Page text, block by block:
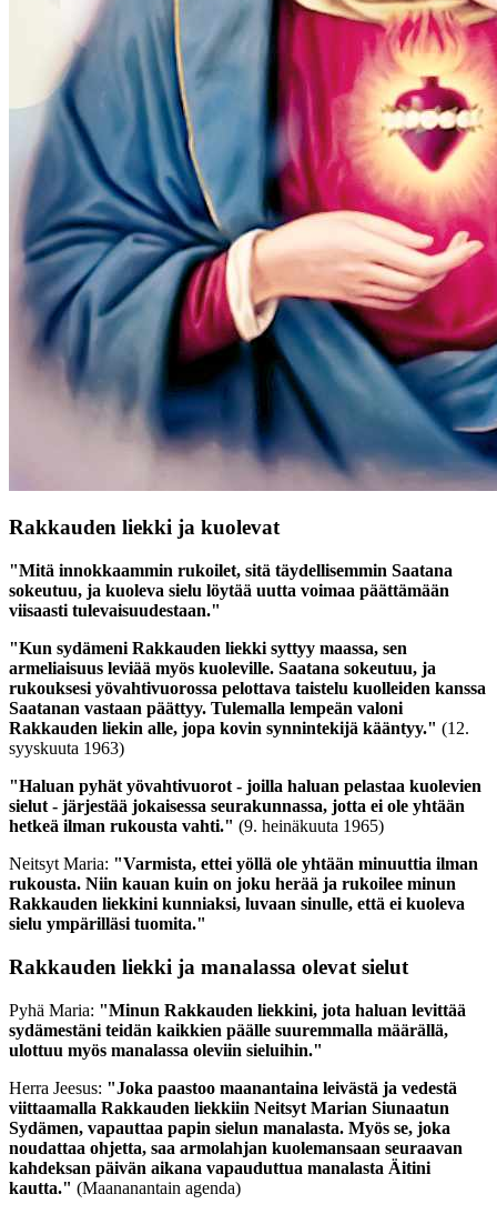
Rakkauden liekki ja kuolevat
"Mitä innokkaammin rukoilet, sitä täydellisemmin Saatana
sokeutuu, ja kuoleva sielu löytää uutta voimaa päättämään
viisaasti tulevaisuudestaan."
"Kun sydämeni Rakkauden liekki syttyy maassa, sen
armeliaisuus leviää myös kuoleville. Saatana sokeutuu, ja
rukouksesi yövahtivuorossa pelottava taistelu kuolleiden kanssa
Saatanan vastaan päättyy. Tulemalla lempeän valoni
Rakkauden liekin alle, jopa kovin synnintekijä kääntyy." (12.
syyskuuta 1963)
"Haluan pyhät yövahtivuorot - joilla haluan pelastaa kuolevien
sielut - järjestää jokaisessa seurakunnassa, jotta ei ole yhtään
hetkeä ilman rukousta vahti." (9. heinäkuuta 1965)
Neitsyt Maria: "Varmista, ettei yöllä ole yhtään minuuttia ilman
rukousta. Niin kauan kuin on joku herää ja rukoilee minun
Rakkauden liekkini kunniaksi, luvaan sinulle, että ei kuoleva
sielu ympärilläsi tuomita."
Rakkauden liekki ja manalassa olevat sielut
Pyhä Maria: "Minun Rakkauden liekkini, jota haluan levittää
sydämestäni teidän kaikkien päälle suuremmalla määrällä,
ulottuu myös manalassa oleviin sieluihin."
Herra Jeesus: "Joka paastoo maanantaina leivästä ja vedestä
viittaamalla Rakkauden liekkiin Neitsyt Marian Siunaatun
Sydämen, vapauttaa papin sielun manalasta. Myös se, joka
noudattaa ohjetta, saa armolahjan kuolemansaan seuraavan
kahdeksan päivän aikana vapauduttua manalasta Äitini
kautta." (Maananantain agenda)